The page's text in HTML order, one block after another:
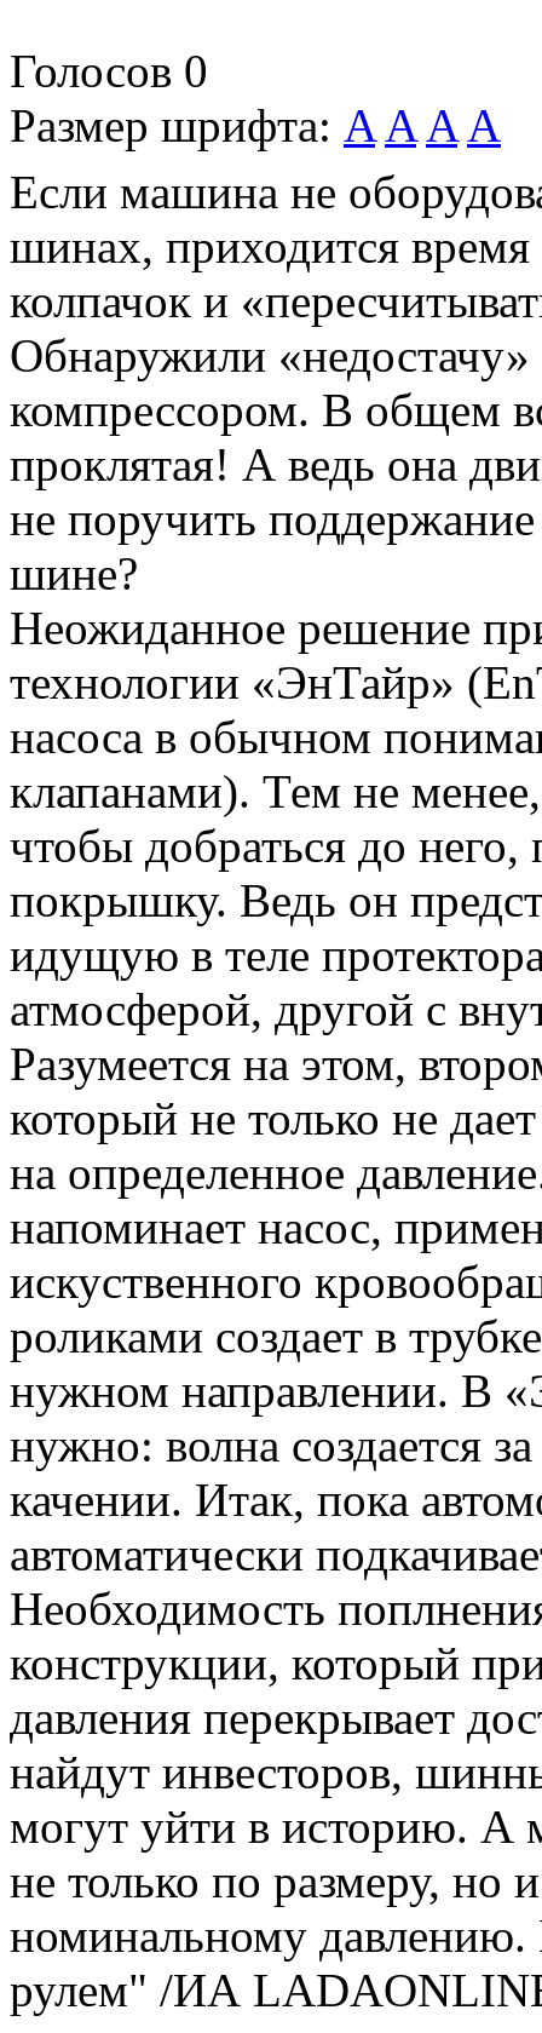
Голосов 0
Размер шрифта: A A A A
Если машина не
шинах, приходится время
колпачок и
Обнаружили
компрессором. В общем
проклятая! А ведь она
не поручить
шине?
Неожиданное решение
технологии «ЭнТайр»
насоса в обычном
клапанами). Тем не
чтобы добраться до
покрышку. Ведь он
идущую в теле
атмосферой, другой с
Разумеется на этом,
который не только не
на определенное
напоминает насос,
искуственного
роликами создает в
нужном направлении. В
нужно: волна создается
качении. Итак, пока
автоматически
Необходимость
конструкции, который
давления перекрывает
найдут инвесторов,
могут уйти в историю.
не только по размеру, но
номинальному
рулем" /ИА